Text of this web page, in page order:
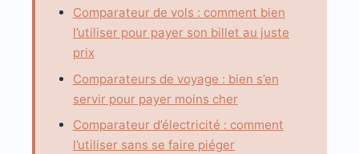
Comparateur de vols : comment bien
l’utiliser pour payer son billet au juste
prix
Comparateurs de voyage : bien s’en
servir pour payer moins cher
Comparateur d’électricité : comment
l’utiliser sans se faire piéger